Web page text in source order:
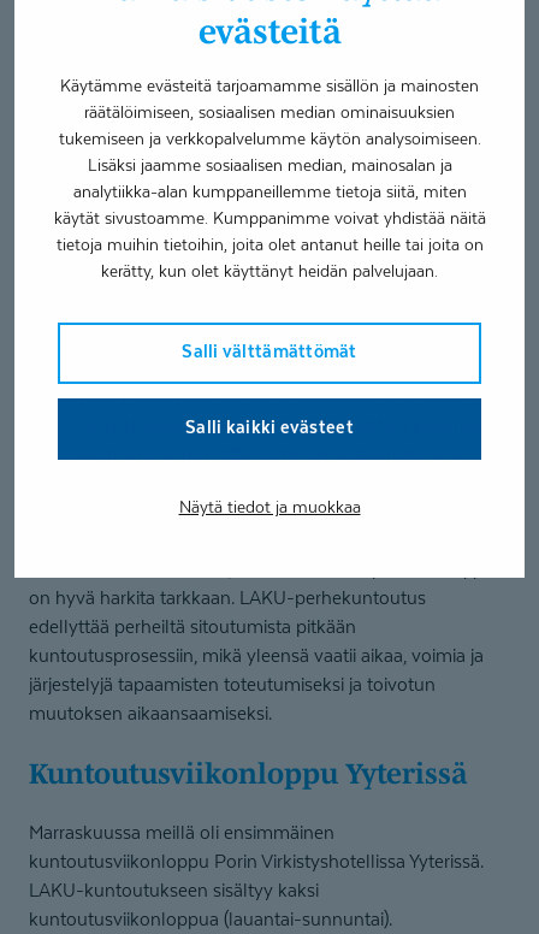
evästeitä
Käytämme evästeitä tarjoamamme sisällön ja mainosten
räätälöimiseen, sosiaalisen median ominaisuuksien
tukemiseen ja verkkopalvelumme käytön analysoimiseen.
Lisäksi jaamme sosiaalisen median, mainosalan ja
analytiikka-alan kumppaneillemme tietoja siitä, miten
käytät sivustoamme. Kumppanimme voivat yhdistää näitä
tietoja muihin tietoihin, joita olet antanut heille tai joita on
kerätty, kun olet käyttänyt heidän palvelujaan.
Salli välttämättömät
Salli kaikki evästeet
Näytä tiedot ja muokkaa
perhekuntoutus ei ole nepsy-valmennusta, ei
toimintaterapiaa tai perheterapiaa, vaikka näitä henkilöitä ja
perhekuntoutus on perheterapiaan perustuvaa
moniammatillista kuntoutusta neuropsykiatrisen
diagnoosin saaneelle lapselle tai nuorelle ja hänen
perheelleen.
rooli kuntoutuksessa
tärkeimpiä yhteistyötahoja on lähettävä taho ja koulu.
Myös verkostopalavereja on toteutettu osittain kokonaan
on hyvä harkita tarkkaan. LAKU-perhekuntoutus
edellyttää perheiltä sitoutumista pitkään
kuntoutusprosessiin, mikä yleensä vaatii aikaa, voimia ja
järjestelyjä tapaamisten toteutumiseksi ja toivotun
muutoksen aikaansaamiseksi.
Kuntoutus­vii­konloppu Yyterissä
Marraskuussa meillä oli ensimmäinen
kuntoutusviikonloppu Porin Virkistyshotellissa Yyterissä.
LAKU-kuntoutukseen sisältyy kaksi
kuntoutusviikonloppua (lauantai-sunnuntai).